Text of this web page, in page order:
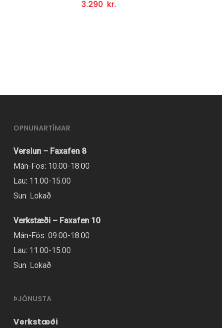
OPNUNARTÍMAR
Verslun – Faxafen 8
Mán-Fös: 10.00-18.00
Lau: 11.00-15.00
Sun: Lokað
Verkstæði – Faxafen 10
Mán-Fös: 09.00-18.00
Lau: 11.00-15.00
Sun: Lokað
ÞJÓNUSTA
Verkstæði